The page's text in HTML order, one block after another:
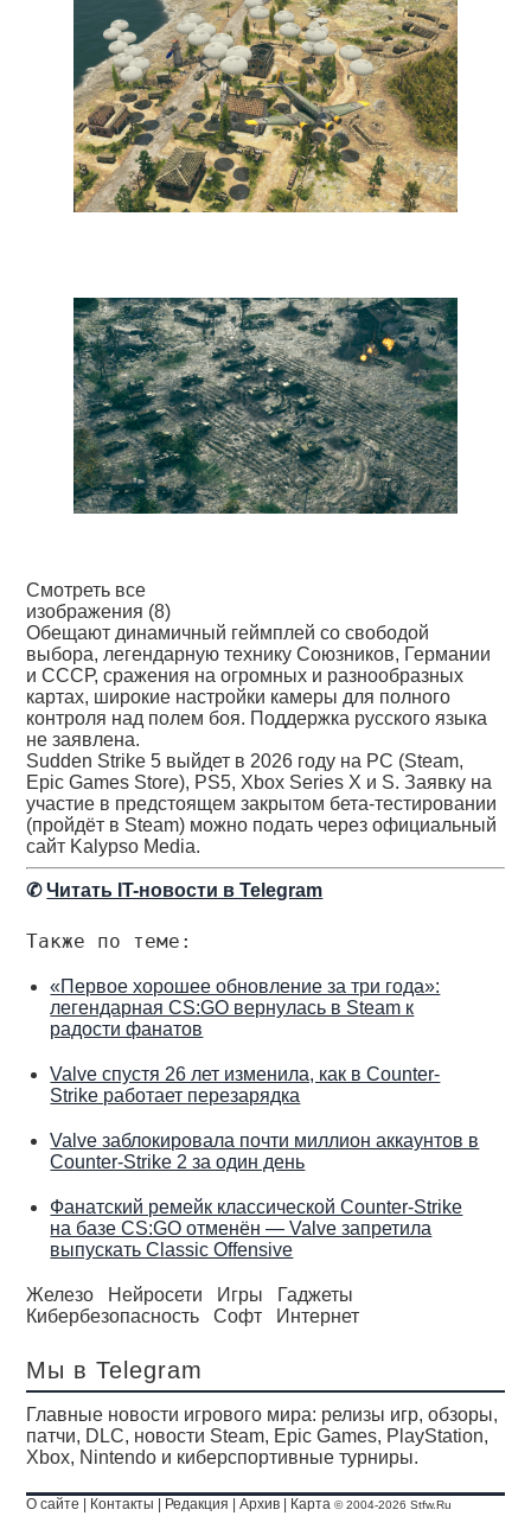
Смотреть все
изображения (8)
Обещают динамичный геймплей со свободой
выбора, легендарную технику Союзников, Германии
и СССР, сражения на огромных и разнообразных
картах, широкие настройки камеры для полного
контроля над полем боя. Поддержка русского языка
не заявлена.
Sudden Strike 5 выйдет в 2026 году на PC (Steam,
Epic Games Store), PS5, Xbox Series X и S. Заявку на
участие в предстоящем закрытом бета-тестировании
(пройдёт в Steam) можно подать через официальный
сайт Kalypso Media.
✆Читать IT-новости в Telegram
Также по теме:
«Первое хорошее обновление за три года»:
легендарная CS:GO вернулась в Steam к
радости фанатов
Valve спустя 26 лет изменила, как в Counter-
Strike работает перезарядка
Valve заблокировала почти миллион аккаунтов в
Counter-Strike 2 за один день
Фанатский ремейк классической Counter-Strike
на базе CS:GO отменён — Valve запретила
выпускать Classic Offensive
Железо Нейросети Игры
Гаджеты
Кибербезопасность
Софт Интернет
Мы в Telegram
Главные новости игрового мира: релизы игр, обзоры,
патчи, DLC, новости Steam, Epic Games, PlayStation,
Xbox, Nintendo и киберспортивные турниры.
О сайте Контакты Редакция |Архив Карта © 2004-2026 Stfw.Ru